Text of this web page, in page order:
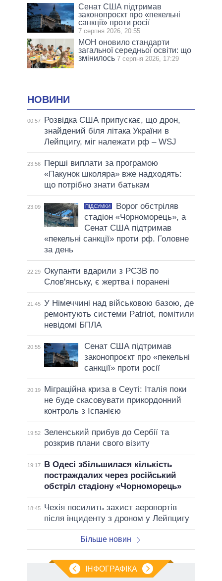
Сенат США підтримав
законопроєкт про «пекельні
санкції» проти росії
7 серпня 2026, 20:55
МОН оновило стандарти
загальної середньої освіти: що
змінилось 7 серпня 2026, 17:29
НОВИНИ
00:57
Розвідка США припускає, що дрон,
знайдений біля літака України в
Лейпцигу, міг належати рф – WSJ
23:56
Перші виплати за програмою
«Пакунок школяра» вже надходять:
що потрібно знати батькам
23:09 ПІДСУМКИ
Ворог обстріляв
стадіон «Чорноморець», а
Сенат США підтримав
«пекельні санкції» проти рф. Головне
за день
22:29 Окупанти вдарили з РСЗВ по
Слов'янську, є жертва і поранені
21:45 У Німеччині над військовою базою, де
ремонтують системи Patriot, помітили
невідомі БПЛА
20:55
Сенат США підтримав
законопроєкт про «пекельні
санкції» проти росії
20:19
Міграційна криза в Сеуті: Італія поки
не буде скасовувати прикордонний
контроль з Іспанією
19:52 Зеленський прибув до Сербії та
розкрив плани свого візиту
19:17
В Одесі збільшилася кількість
постраждалих через російський
обстріл стадіону «Чорноморець»
18:45
Чехія посилить захист аеропортів
після інциденту з дроном у Лейпцигу
Більше новин
ІНФОГРАФІКА